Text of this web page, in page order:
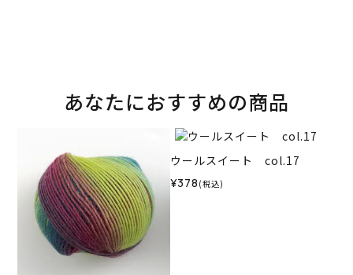
あなたにおすすめの商品
ウールスイート col.17
¥378 (税込)